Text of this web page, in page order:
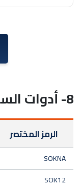
8- أدوات السكنى
الرمز المختصر
SOKNA
SOK12